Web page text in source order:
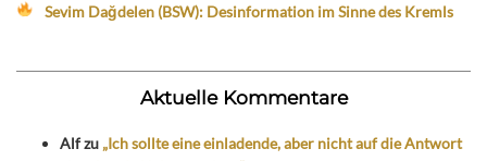
Sevim Dağdelen (BSW): Desinformation im Sinne des Kremls
Aktuelle Kommentare
Alfzu „Ich sollte eine einladende, aber nicht auf die Antwort